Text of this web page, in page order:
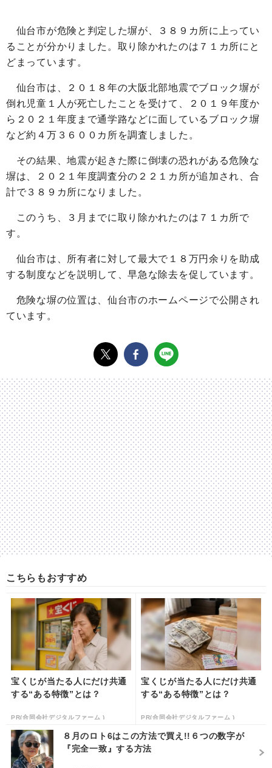
仙台市が危険と判定した塀が、３８９カ所に上ってい
ることが分かりました。取り除かれたのは７１カ所にと
どまっています。
仙台市は、２０１８年の大阪北部地震でブロック塀が
倒れ児童１人が死亡したことを受けて、２０１９年度か
ら２０２１年度まで通学路などに面しているブロック塀
など約４万３６００カ所を調査しました。
その結果、地震が起きた際に倒壊の恐れがある危険な
塀は、２０２１年度調査分の２２１カ所が追加され、合
計で３８９カ所になりました。
このうち、３月までに取り除かれたのは７１カ所で
す。
仙台市は、所有者に対して最大で１８万円余りを助成
する制度などを説明して、早急な除去を促しています。
危険な塀の位置は、仙台市のホームページで公開され
ています。
こちらもおすすめ
宝くじが当たる人にだけ共通
する“ある特徴”とは？
PR(合同会社デジタルファーム )
宝くじが当たる人にだけ共通
する“ある特徴”とは？
PR(合同会社デジタルファーム )
８月のロト6はこの方法で買え!!６つの数字が
『完全一致』する方法